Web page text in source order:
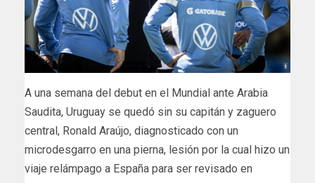
A una semana del debut en el Mundial ante Arabia
Saudita, Uruguay se quedó sin su capitán y zaguero
central, Ronald Araújo, diagnosticado con un
microdesgarro en una pierna, lesión por la cual hizo un
viaje relámpago a España para ser revisado en